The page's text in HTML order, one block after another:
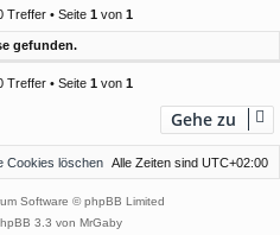
Treffer • Seite 1von 1
gefunden.
Treffer • Seite 1von 1
Gehe zu
Alle Zeiten sind UTC+02:00
Cookies löschen
Software © phpBB Limited
3.3 von MrGaby